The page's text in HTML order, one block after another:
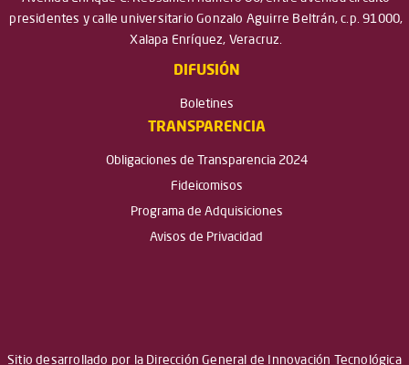
presidentes y calle universitario Gonzalo Aguirre Beltrán, c.p. 91000,
Xalapa Enríquez, Veracruz.
DIFUSIÓN
Boletines
TRANSPARENCIA
Obligaciones de Transparencia 2024
Fideicomisos
Programa de Adquisiciones
Avisos de Privacidad
Sitio desarrollado por la Dirección General de Innovación Tecnológica